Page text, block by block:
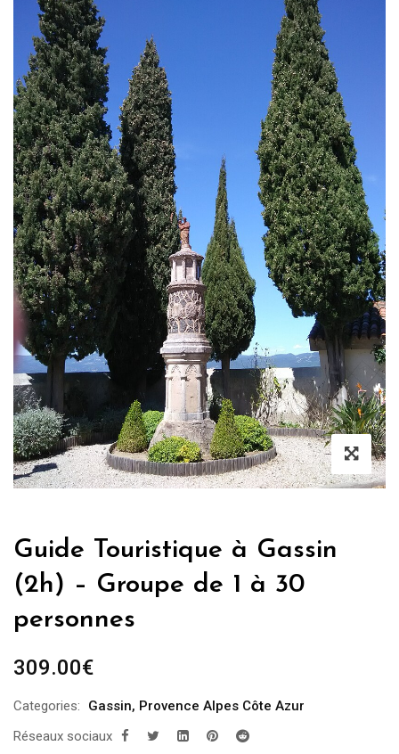
Guide Touristique à Gassin
(2h) – Groupe de 1 à 30
personnes
309.00€
Categories: Gassin, Provence Alpes Côte Azur
Réseaux sociaux